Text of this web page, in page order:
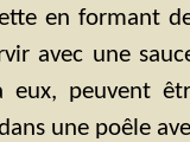
en formant
avec une
eux, peuvent
une poêle